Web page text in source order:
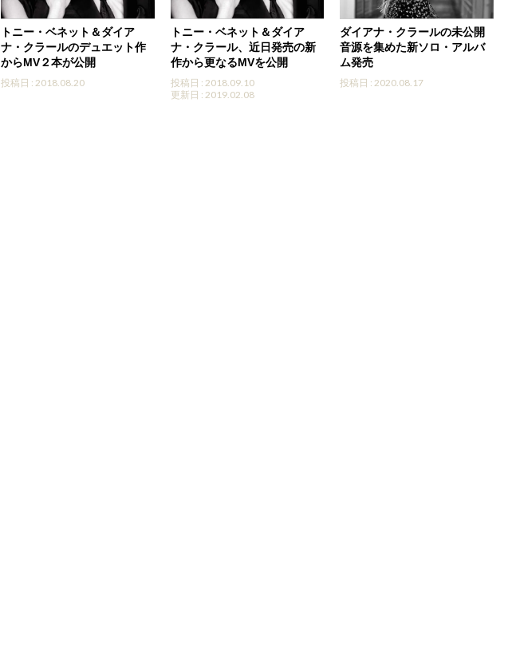
トニー・ベネット＆ダイア
ナ・クラールのデュエット作
からMV２本が公開
投稿日 : 2018.08.20
トニー・ベネット＆ダイア
ナ・クラール、近日発売の新
作から更なるMVを公開
投稿日 : 2018.09.10
更新日 : 2019.02.08
ダイアナ・クラールの未公開
音源を集めた新ソロ・アルバ
ム発売
投稿日 : 2020.08.17